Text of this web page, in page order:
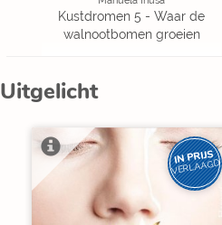
Kustdromen 5 - Waar de
walnootbomen groeien
Uitgelicht
IN PRIJS
VERLAAGD